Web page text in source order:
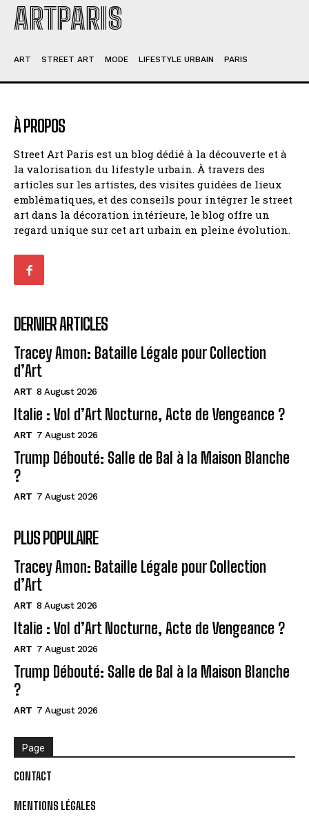
ARTPARIS
ART STREET ART MODE LIFESTYLE URBAIN PARIS
À PROPOS
Street Art Paris est un blog dédié à la découverte et à
la valorisation du lifestyle urbain. À travers des
articles sur les artistes, des visites guidées de lieux
emblématiques, et des conseils pour intégrer le street
art dans la décoration intérieure, le blog offre un
regard unique sur cet art urbain en pleine évolution.
DERNIER ARTICLES
Tracey Amon: Bataille Légale pour Collection
d’Art
ART 8 August 2026
Italie : Vol d’Art Nocturne, Acte de Vengeance ?
ART 7 August 2026
Trump Débouté: Salle de Bal à la Maison Blanche
?
ART 7 August 2026
PLUS POPULAIRE
Tracey Amon: Bataille Légale pour Collection
d’Art
ART 8 August 2026
Italie : Vol d’Art Nocturne, Acte de Vengeance ?
ART 7 August 2026
Trump Débouté: Salle de Bal à la Maison Blanche
?
ART 7 August 2026
Page
CONTACT
MENTIONS LÉGALES